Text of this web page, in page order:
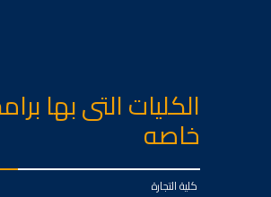
الكليات التى بها
خاصه
كلية التجارة